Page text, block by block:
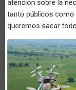
atención sobre la
tanto públicos como
queremos sacar